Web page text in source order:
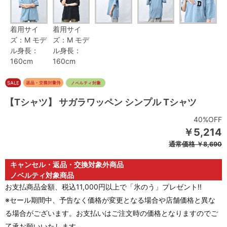
着用サイ
ズ：M モデ
ル身長：
160cm
着用サイ
ズ：M モデ
ル身長：
160cm
【Tシャツ】 サガラワッペン シンプル Tシャツ
40%OFF
￥5,214
通常価格￥8,690
キャンセル・返品・交換対象外商品
ノベルティ対象商品
お支払商品金額、税込11,000円以上で「氷のう」プレゼント!!
※セール期間中、予告なく価格が変更となる場合や店舗価格と異な
る場合がございます。お支払いはご注文時の価格となりますのでご